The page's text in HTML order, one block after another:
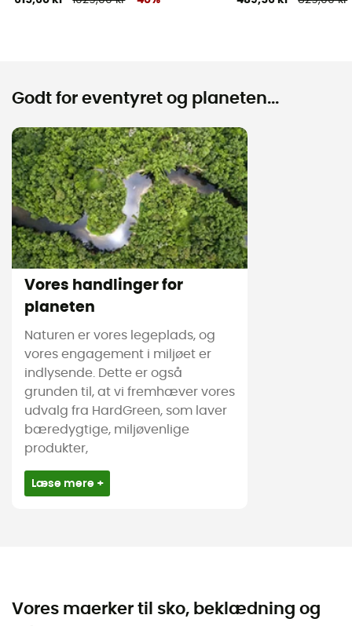
Godt for eventyret og planeten...
Vores handlinger for
planeten
Naturen er vores legeplads, og
vores engagement i miljøet er
indlysende. Dette er også
grunden til, at vi fremhæver vores
udvalg fra HardGreen, som laver
bæredygtige, miljøvenlige
produkter,
Læse mere +
Vores maerker til sko, beklædning og